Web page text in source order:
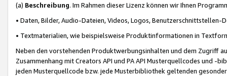
(a) Beschreibung. Im Rahmen dieser Lizenz können wir Ihnen
• Daten, Bilder, Audio-Dateien, Videos, Logos, Benutzerschnittstellen-
• Textmaterialien, wie beispielsweise Produktinformationen in
Neben den vorstehenden Produktwerbungsinhalten und dem Zugriff
Zusammenhang mit Creators API und PA API Musterquellcodes und
jeden Musterquellcode bzw. jede Musterbibliothek geltenden